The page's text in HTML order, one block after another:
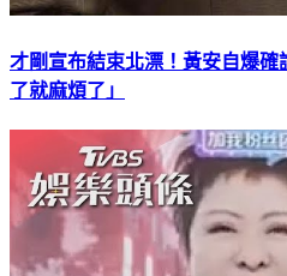
才剛宣布結束北漂！黃安自爆
了就麻煩了」